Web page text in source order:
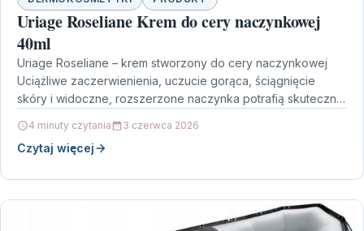
Uriage Roseliane Krem do cery naczynkowej
40ml
Uriage Roseliane – krem stworzony do cery naczynkowej
Uciążliwe zaczerwienienia, uczucie gorąca, ściągnięcie
skóry i widoczne, rozszerzone naczynka potrafią skutecznie
4 minuty czytania 3 czerwca 2026
Czytaj więcej